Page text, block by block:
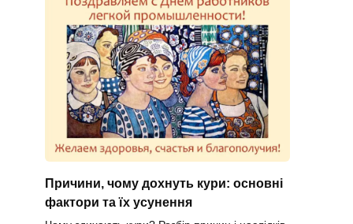
Причини, чому дохнуть кури: основні
фактори та їх усунення